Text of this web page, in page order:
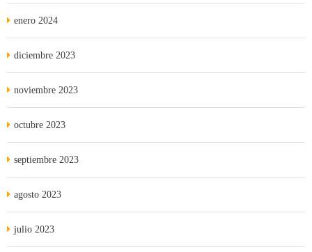
enero 2024
diciembre 2023
noviembre 2023
octubre 2023
septiembre 2023
agosto 2023
julio 2023